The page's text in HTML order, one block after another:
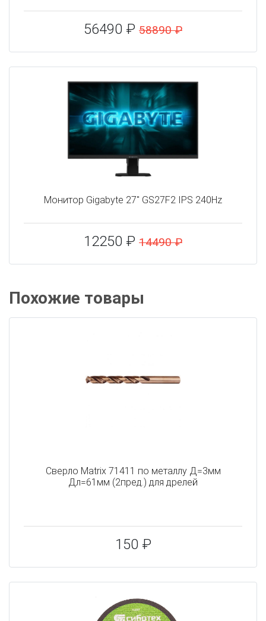
56490 ₽ 58890 ₽
Монитор Gigabyte 27" GS27F2 IPS 240Hz
12250 ₽ 14490 ₽
Похожие товары
Сверло Matrix 71411 по металлу Д=3мм
Дл=61мм (2пред.) для дрелей
150 ₽